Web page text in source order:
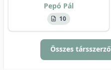
Pepó Pál
10
Összes társszerző